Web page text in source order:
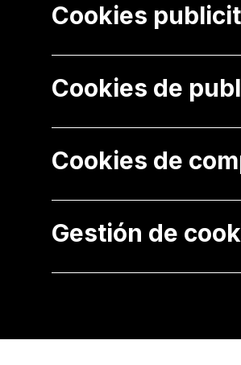
Cookies
Cookies de
Cookies de
Gestión de